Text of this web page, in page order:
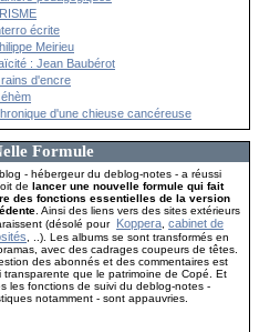
écrite
Meirieu
: Jean Baubérot
d'encre
d'une chieuse cancéreuse
Formule
- hébergeur du deblog-notes - a réussi
delancer une nouvelle formule qui fait
des fonctions essentielles de la version
. Ainsi des liens vers des sites extérieurs
(désolé pour Koppera ,cabinet de
, ..). Les albums se sont transformés en
avec des cadrages coupeurs de têtes.
des abonnés et des commentaires est
transparente que le patrimoine de Copé. Et
les fonctions de suivi du deblog-notes -
notamment - sont appauvries.